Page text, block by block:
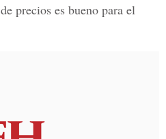
precios es bueno para el